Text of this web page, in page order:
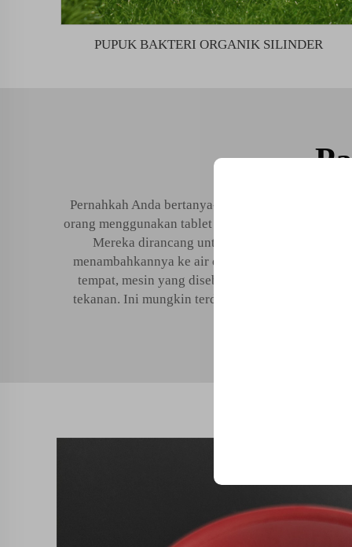
PUPUK BAKTERI ORGANIK SILINDER
Pernahkah Anda bertanya-tanya bagaimana
orang menggunakan tablet kecil berbentuk bulat
Mereka dirancang untuk larut perlahan ke
menambahkannya ke air di kolam, mereka
tempat, mesin yang disebut klorinator
tekanan. Ini mungkin terdengar berlebihan,